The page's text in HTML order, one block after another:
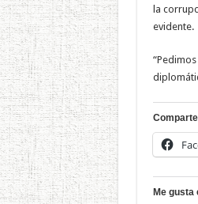
la
evidente.
Me gusta